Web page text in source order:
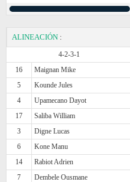
ALINEACIÓN :
4-2-3-1
16
Maignan Mike
5
Kounde Jules
4
Upamecano Dayot
17
Saliba William
3
Digne Lucas
6
Kone Manu
14
Rabiot Adrien
7
Dembele Ousmane